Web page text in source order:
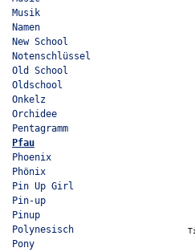
Musik
Namen
New School
Notenschlüssel
Old School
Oldschool
Onkelz
Orchidee
Pentagramm
Pfau
Phoenix
Phönix
Pin Up Girl
Pin-up
Pinup
Polynesisch
Pony